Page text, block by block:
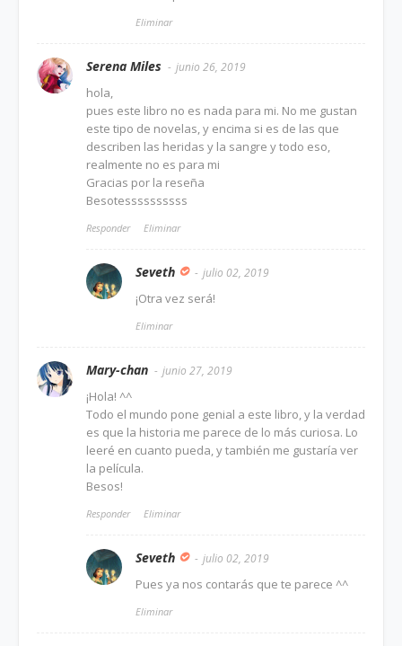
Eliminar
Serena Miles junio 26, 2019
hola,
pues este libro no es nada para mi. No me gustan
este tipo de novelas, y encima si es de las que
describen las heridas y la sangre y todo eso,
realmente no es para mi
Gracias por la reseña
Besotessssssssss
Responder Eliminar
Seveth julio 02, 2019
¡Otra vez será!
Eliminar
Mary-chan junio 27, 2019
¡Hola! ^^
Todo el mundo pone genial a este libro, y la verdad
es que la historia me parece de lo más curiosa. Lo
leeré en cuanto pueda, y también me gustaría ver
la película.
Besos!
Responder Eliminar
Seveth julio 02, 2019
Pues ya nos contarás que te parece ^^
Eliminar